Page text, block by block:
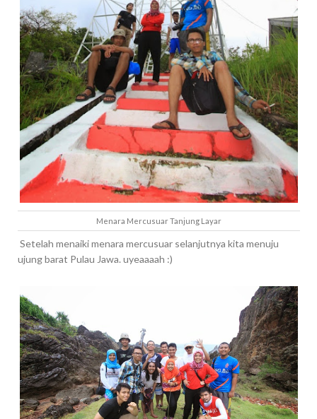
Menara Mercusuar Tanjung Layar
Setelah menaiki menara mercusuar selanjutnya kita menuju
ujung barat Pulau Jawa. uyeaaaah :)